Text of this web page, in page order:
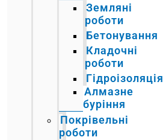
Земляні
роботи
Бетонування
Кладочні
роботи
Гідроізоляція
Алмазне
буріння
Покрівельні
роботи